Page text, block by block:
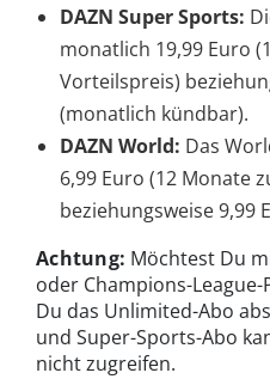
DAZN Super Sports:
monatlich 19,99 Euro
Vorteilspreis)
(monatlich kündbar).
DAZN World: Das
6,99 Euro (12 Monate
beziehungsweise 9,99
Achtung: Möchtest Du
oder Champions-
Du das Unlimited-Abo
und Super-Sports-Abo
nicht zugreifen.